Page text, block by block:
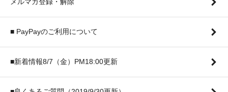
■ PayPayのご利用について
■新着情報8/7（金）PM18:00更新